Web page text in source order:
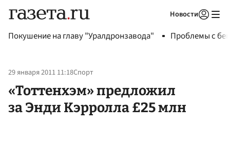
Новости
Покушение на главу "Уралдронзавода" Проблемы с
29 января 2011 11:18Спорт
«Тоттенхэм» предложил
за Энди Кэрролла £25 млн